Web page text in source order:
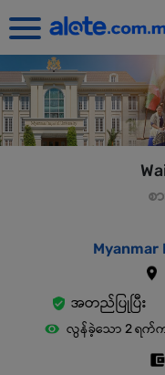
စ
Myanmar
အတည်ပြုပြီး
လွန်ခဲ့သော 2 ရက်